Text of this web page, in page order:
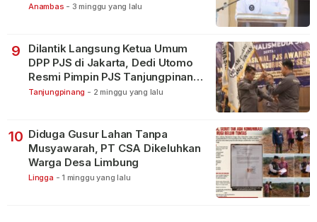
Anambas - 3 minggu yang lalu
9
Dilantik Langsung Ketua Umum
DPP PJS di Jakarta, Dedi Utomo
Resmi Pimpin PJS Tanjungpinang-
Bintan
Tanjungpinang - 2 minggu yang lalu
10 Diduga Gusur Lahan Tanpa
Musyawarah, PT CSA Dikeluhkan
Warga Desa Limbung
Lingga - 1 minggu yang lalu